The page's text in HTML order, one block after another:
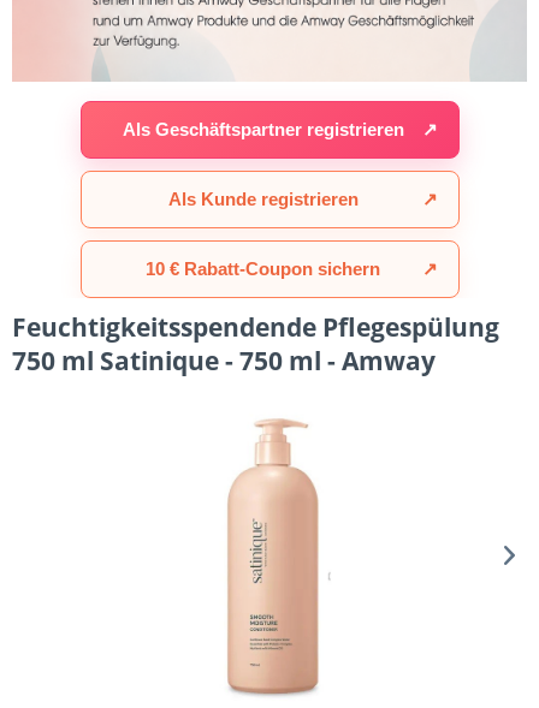
Als Geschäftspartner registrieren ↗
Als Kunde registrieren ↗
10 € Rabatt-Coupon sichern ↗
Feuchtigkeitsspendende Pflegespülung
750 ml Satinique - 750 ml - Amway